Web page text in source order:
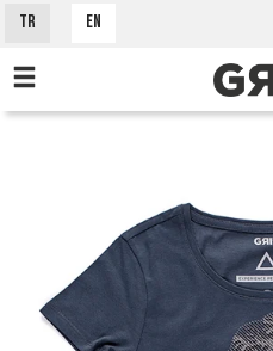
TR EN